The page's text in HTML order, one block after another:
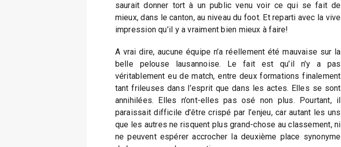
saurait donner tort à un public venu voir ce qui se fait de
mieux, dans le canton, au niveau du foot. Et reparti avec la vive
impression qu’il y a vraiment bien mieux à faire!
A vrai dire, aucune équipe n’a réellement été mauvaise sur la
belle pelouse lausannoise. Le fait est qu’il n’y a pas
véritablement eu de match, entre deux formations finalement
tant frileuses dans l’esprit que dans les actes. Elles se sont
annihilées. Elles n’ont-elles pas osé non plus. Pourtant, il
paraissait difficile d’être crispé par l’enjeu, car autant les uns
que les autres ne risquent plus grand-chose au classement, ni
ne peuvent espérer accrocher la deuxième place synonyme